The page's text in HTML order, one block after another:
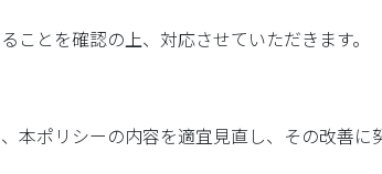
とを確認の上、対応させていただきます。
ポリシーの内容を適宜見直し、その改善に